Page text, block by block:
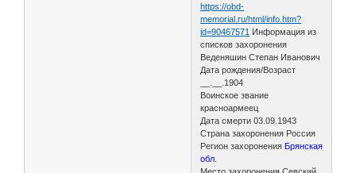
https://obd-
memorial.ru/html/info.htm?
id=90467571 Информация из
списков захоронения
Веденяшин Степан Иванович
Дата рождения/Возраст
__.__.1904
Воинское звание
красноармеец
Дата смерти 03.09.1943
Страна захоронения Россия
Регион захоронения Брянская
обл.